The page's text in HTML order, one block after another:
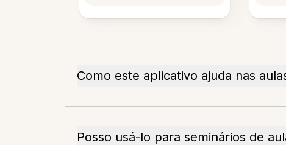
Como este aplicativo ajuda nas
Posso usá-lo para seminários de